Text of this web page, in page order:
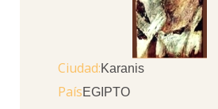
Ciudad Karanis
PaísEGIPTO